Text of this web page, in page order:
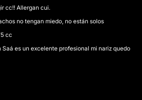
cc!! Allergan cui.
no tengan miedo, no están solos
cc
es un excelente profesional mi nariz quedo